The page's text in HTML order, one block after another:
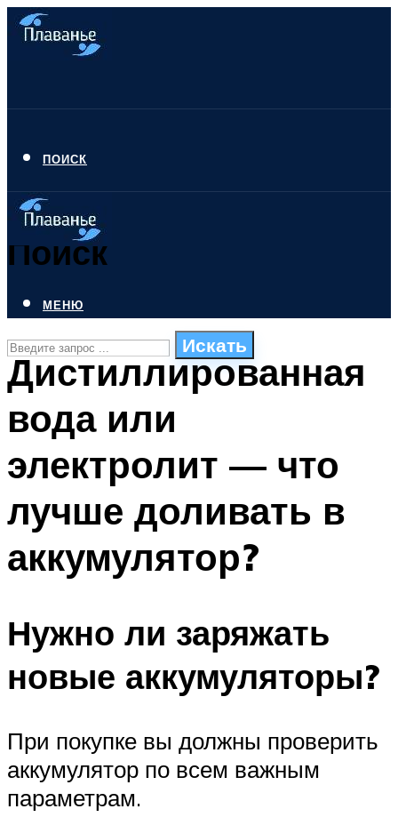
ПОИСК
Поиск
Искать
ПЛАВАНЬЕ ДЛЯ ДЕТЕЙ
БАССЕЙН ДЛЯ ДОМА
МЕНЮ
МЕНЮ
Дистиллированная
вода или
электролит — что
лучше доливать в
аккумулятор?
Нужно ли заряжать
новые аккумуляторы?
При покупке вы должны проверить
аккумулятор по всем важным
параметрам.